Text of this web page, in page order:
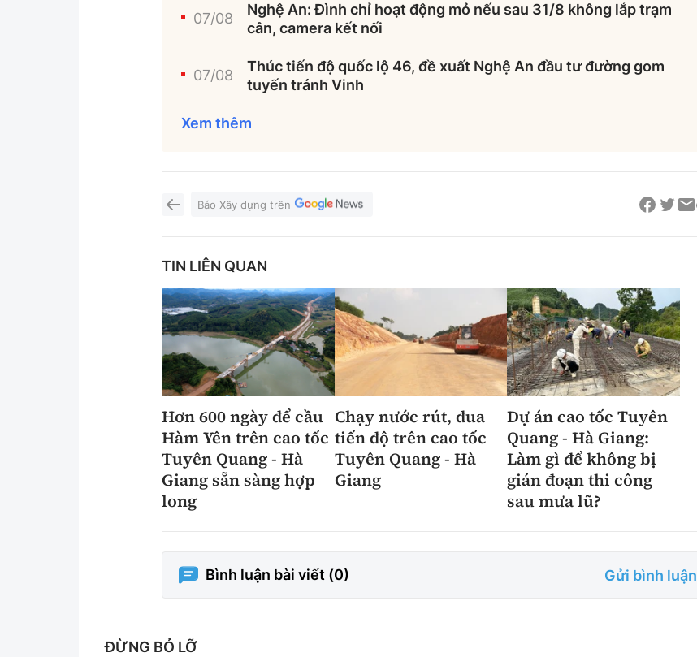
07/08
Nghệ An: Đình chỉ hoạt động mỏ nếu sau 31/8 không lắp trạm
cân, camera kết nối
07/08
Thúc tiến độ quốc lộ 46, đề xuất Nghệ An đầu tư đường gom
tuyến tránh Vinh
Xem thêm
Báo Xây dựng trên
TIN LIÊN QUAN
Hơn 600 ngày để cầu
Hàm Yên trên cao tốc
Tuyên Quang - Hà
Giang sẵn sàng hợp
long
Chạy nước rút, đua
tiến độ trên cao tốc
Tuyên Quang - Hà
Giang
Dự án cao tốc Tuyên
Quang - Hà Giang:
Làm gì để không bị
gián đoạn thi công
sau mưa lũ?
Bình luận bài viết (0) Gửi bình luận
ĐỪNG BỎ LỠ